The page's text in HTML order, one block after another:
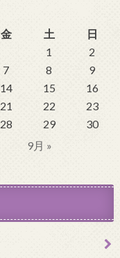
金 土
日
1
2
7 8
9
14 15
16
21 22
23
28 29
30
9月 »